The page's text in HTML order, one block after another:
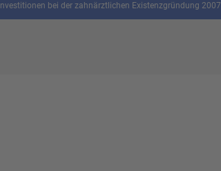
Investitionen bei der zahnärztlichen Existenzgründung 2007